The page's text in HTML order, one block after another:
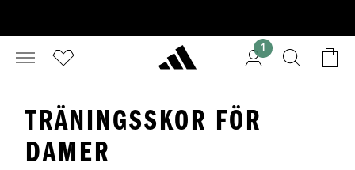
1
TRÄNINGSSKOR FÖR
DAMER